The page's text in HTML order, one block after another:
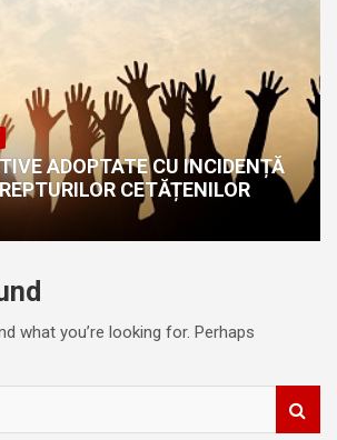
ADOPTATE CU INCIDENȚĂ
CETĂȚENILOR
what you’re looking for. Perhaps